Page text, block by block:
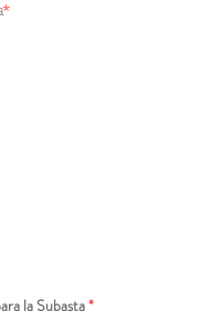
*
la Subasta